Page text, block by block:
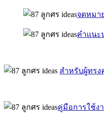
จดหมา
คำแนะ
สำหรับผู้ทร
คู่มือการใช้ง